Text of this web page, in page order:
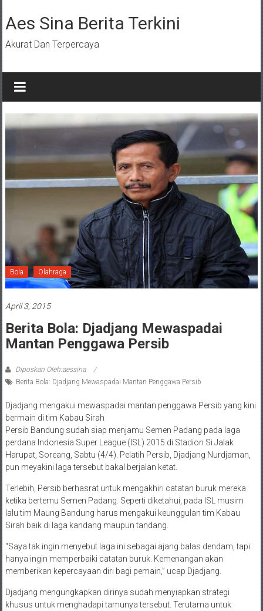
ke
konten
Aes Sina Berita Terkini
Akurat Dan Terpercaya
Bola Olahraga
April 3, 2015
Berita Bola: Djadjang Mewaspadai
Mantan Penggawa Persib
Diposkan Oleh:aessina
Berita Bola: Djadjang Mewaspadai Mantan Penggawa Persib
Djadjang mengakui mewaspadai mantan penggawa Persib yang kini
bermain di tim Kabau Sirah
Persib Bandung sudah siap menjamu Semen Padang pada laga
perdana Indonesia Super League (ISL) 2015 di Stadion Si Jalak
Harupat, Soreang, Sabtu (4/4). Pelatih Persib, Djadjang Nurdjaman,
pun meyakini laga tersebut bakal berjalan ketat.
Terlebih, Persib berhasrat untuk mengakhiri catatan buruk mereka
ketika bertemu Semen Padang. Seperti diketahui, pada ISL musim
lalu tim Maung Bandung harus mengakui keunggulan tim Kabau
Sirah baik di laga kandang maupun tandang.
“Saya tak ingin menyebut laga ini sebagai ajang balas dendam, tapi
hanya ingin memperbaiki catatan buruk. Kemenangan akan
memberikan kepercayaan diri bagi pemain,” ucap Djadjang.
Djadjang mengungkapkan dirinya sudah menyiapkan strategi
khusus untuk menghadapi tamunya tersebut. Terutama untuk